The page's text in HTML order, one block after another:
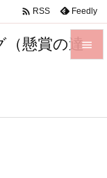
（懸賞の達
 RSS Feedly